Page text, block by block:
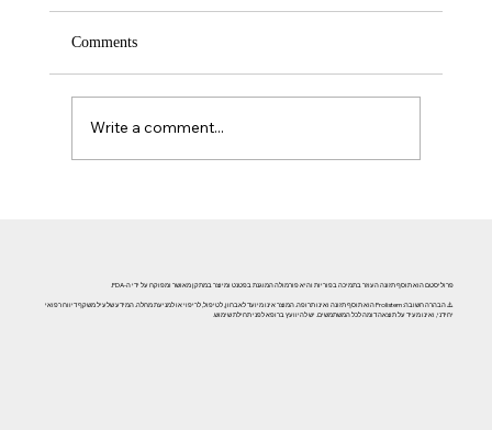
Comments
Write a comment...
פרוליסטם הוא תוסף תזונה העוזר בתמיכה בפוריות והיא פורמולה המוגנת בפטנט ומיוצר במתקן מאושר ומפוקח על ידי ה-FDA.
⚠️ הבהרה חשובה: Prolistem הוא תוסף תזונה ואינו תרופה. המוצר אינו מיועד לאבחון, לטיפול, לריפוי או למניעת מחלה. המידע שלעיל משקף דיווח רפואי
יחידני, ואינו מעיד על תוצאה דומה לכל המשתמשים. יש להיוועץ ברופא לפני תחילת שימוש.